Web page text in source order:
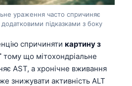
ураження часто спричиняє
підказками з боку
спричиняти картину з
тому що мітохондріальне
AST, а хронічне вживання
знижувати активність ALT